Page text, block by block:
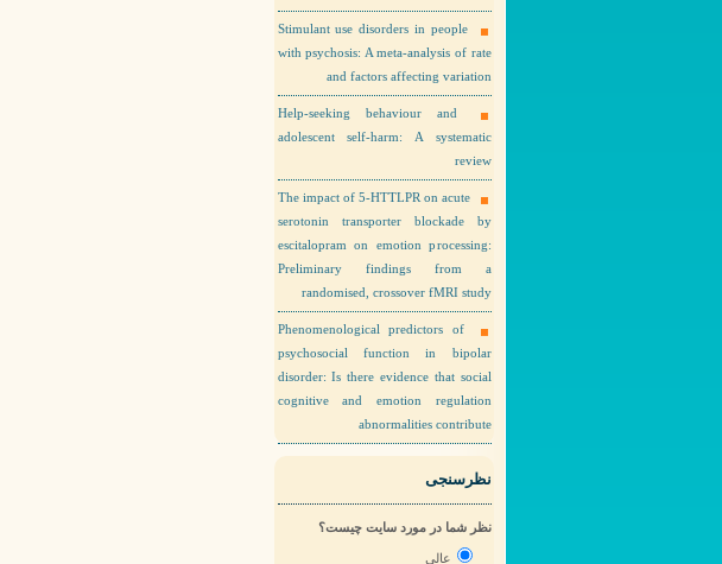
Stimulant use disorders in people
with psychosis: A meta-analysis of rate
and factors affecting variation
Help-seeking behaviour and
adolescent self-harm: A systematic
review
The impact of 5-HTTLPR on acute
serotonin transporter blockade by
escitalopram on emotion processing:
Preliminary findings from a
randomised, crossover fMRI study
Phenomenological predictors of
psychosocial function in bipolar
disorder: Is there evidence that social
cognitive and emotion regulation
abnormalities contribute
نظرسنجی
نظر شما در مورد سایت چیست؟
عالی